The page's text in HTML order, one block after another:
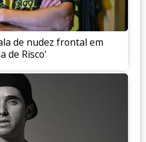
de nudez frontal em
de Risco'